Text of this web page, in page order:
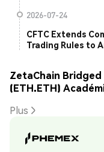
2026-07-24
CFTC Extends
Trading Rules to
ZetaChain Bridged
(ETH.ETH)
Plus